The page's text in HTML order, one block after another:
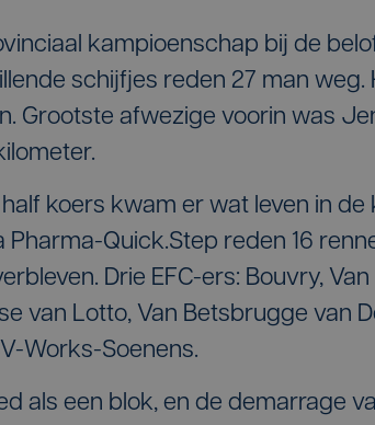
kampioenschap bij de
schijfjes reden 27 man weg.
Grootste afwezige voorin was
half koers kwam er wat leven in
Pharma-Quick.Step reden 16
Drie EFC-ers: Bouvry,
van Lotto, Van Betsbrugge van
Works-Soenens.
als een blok, en de demarrage